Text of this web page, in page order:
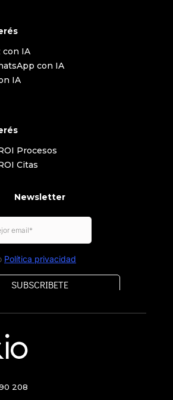
con IA
con IA
IA
Procesos
Citas
Newsletter
208